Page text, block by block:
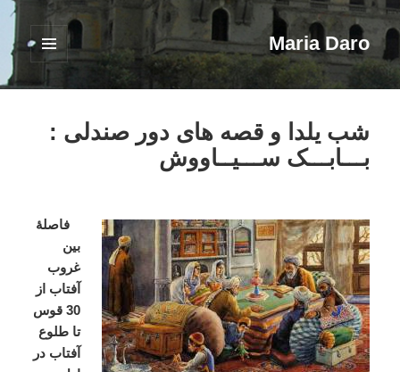
Maria Daro
فهرست
ابزارک‌ها
شب یلدا و قصه های دور صندلی :
بـــابـــک ســـیــاووش
فاصلۀ
بین
غروب
آفتاب از
30 قوس
تا طلوع
آفتاب در